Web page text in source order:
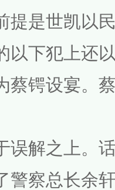
提是世凯以
以下犯上还
蔡锷设宴。
误解之上。
警察总长余